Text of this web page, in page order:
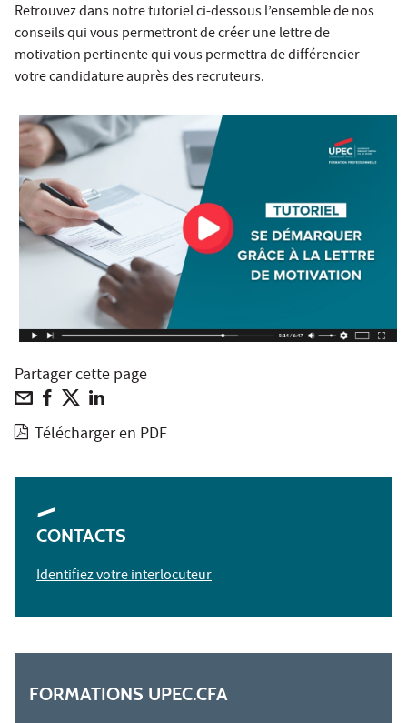
Retrouvez dans notre tutoriel ci-dessous l’ensemble de nos
conseils qui vous permettront de créer une lettre de
motivation pertinente qui vous permettra de différencier
votre candidature auprès des recruteurs.
Partager cette page
Télécharger en PDF
CONTACTS
Identifiez votre interlocuteur
FORMATIONS UPEC.CFA